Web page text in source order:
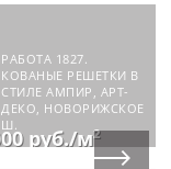
РАБОТА 1827.
КОВАНЫЕ РЕШЕТКИ В
СТИЛЕ АМПИР, АРТ-
ДЕКО, НОВОРИЖСКОЕ
Ш.
руб./м²